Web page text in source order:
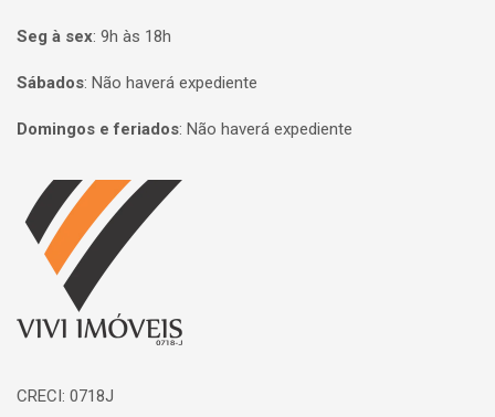
Seg à sex: 9h às 18h
Sábados: Não haverá expediente
Domingos e feriados: Não haverá expediente
Página inicial
CRECI: 0718J